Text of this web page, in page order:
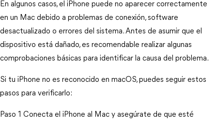
En algunos casos, el iPhone puede no aparecer correctamente
en un Mac debido a problemas de conexión, software
desactualizado o errores del sistema. Antes de asumir que el
dispositivo está dañado, es recomendable realizar algunas
comprobaciones básicas para identificar la causa del problema.
Si tu iPhone no es reconocido en macOS, puedes seguir estos
pasos para verificarlo:
Paso 1 Conecta el iPhone al Mac y asegúrate de que esté